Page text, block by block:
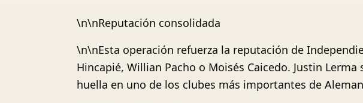
\n\nReputación consolidada
\n\nEsta operación refuerza la reputación de
Hincapié, Willian Pacho o Moisés Caicedo. Justin
huella en uno de los clubes más importantes de